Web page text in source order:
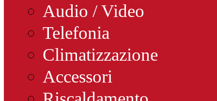
Audio / Video
Telefonia
Climatizzazione
Accessori